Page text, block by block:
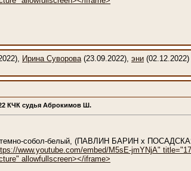
Ирина Суворова(23.09.2022), эни (02.12.2022)
КЧК судья Аброкимов Ш.
темно-собол-белый, (ПАВЛИН БАРИН x
www.youtube.com/embed/M5sE-jmYNjA"
allowfullscreen></iframe>